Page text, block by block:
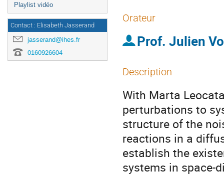
Playlist vidéo
Contact : Elisabeth Jasserand
jasserand@ihes.fr
0160926604
Orateur
Prof. Julien
Description
With Marta
perturbations to
structure of the
reactions in a
establish the
systems in space-